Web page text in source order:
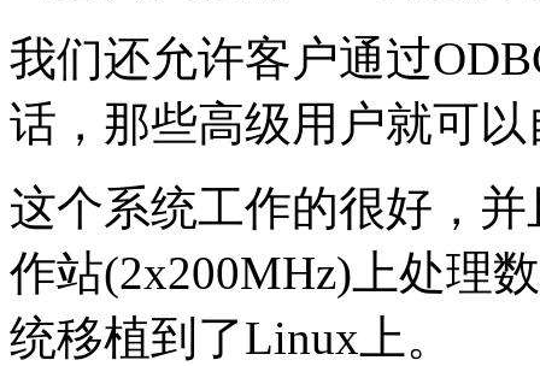
我们还允许客户通过
话，那些高级用户就可
这个系统工作的很好，并
作站(2x200MHz)上处理
统移植到了Linux上。